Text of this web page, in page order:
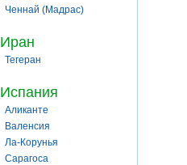
Ченнай (Мадрас)
Иран
Тегеран
Испания
Аликанте
Валенсия
Ла-Корунья
Сарагоса